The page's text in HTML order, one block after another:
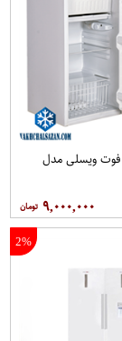
یخچال هتلی ۶ فوت ویسلی مدل
۹,۰۰۰,۰۰۰
2%